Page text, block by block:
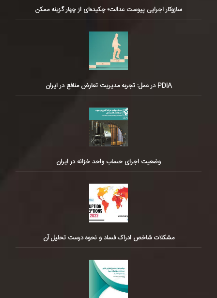
سازوکار اجرایی پیوست عدالت؛ چکیده‌ای از چهار گزینه ممکن
PDIA در عمل: تجربه مدیریت تعارض منافع در ایران
وضعیت اجرای حساب واحد خزانه در ایران
مشکلات شاخص ادراک فساد و نحوه درست تحلیل آن